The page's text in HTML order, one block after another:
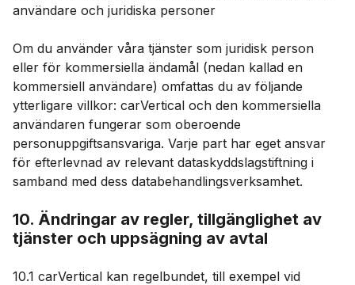
användare och juridiska personer
Om du använder våra tjänster som juridisk person
eller för kommersiella ändamål (nedan kallad en
kommersiell användare) omfattas du av följande
ytterligare villkor: carVertical och den kommersiella
användaren fungerar som oberoende
personuppgiftsansvariga. Varje part har eget ansvar
för efterlevnad av relevant dataskyddslagstiftning i
samband med dess databehandlingsverksamhet.
10. Ändringar av regler, tillgänglighet av
tjänster och uppsägning av avtal
10.1 carVertical kan regelbundet, till exempel vid